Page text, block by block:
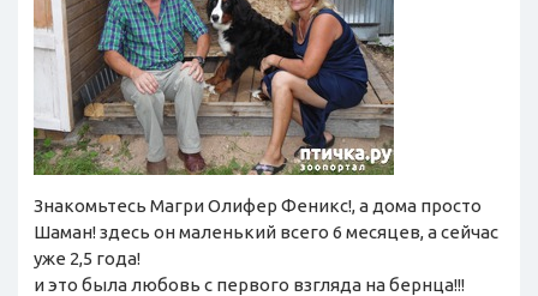
Знакомьтесь Магри Олифер Феникс!, а дома просто
Шаман! здесь он маленький всего 6 месяцев, а сейчас
уже 2,5 года!
и это была любовь с первого взгляда на бернца!!!